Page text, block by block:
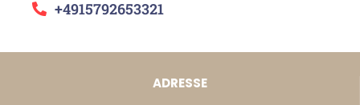
+4915792653321
ADRESSE